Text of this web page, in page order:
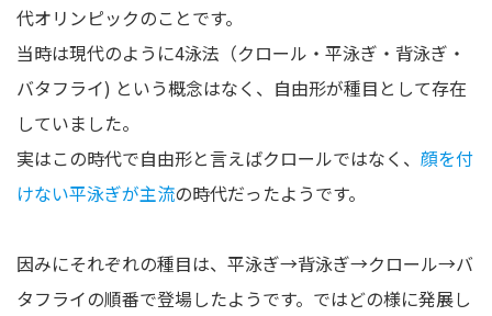
代オリンピックのことです。
当時は現代のように4泳法（クロール・平泳ぎ・背泳ぎ・
バタフライ) という概念はなく、自由形が種目として存在
していました。
実はこの時代で自由形と言えばクロールではなく、 顔を付
けない平泳ぎが主流の時代だったようです。
因みにそれぞれの種目は、平泳ぎ→背泳ぎ→クロール→バ
タフライの順番で登場したようです。ではどの様に発展し